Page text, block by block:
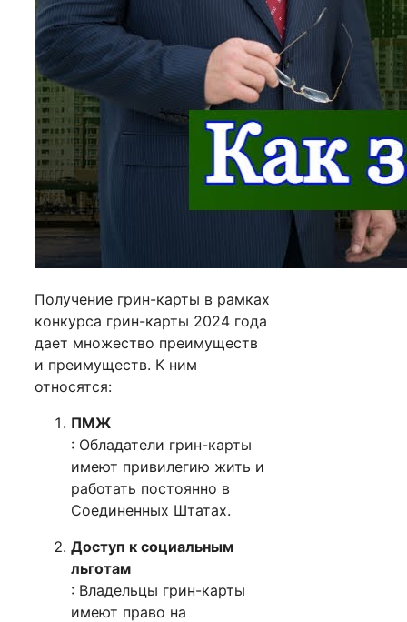
Получение грин-карты в рамках
конкурса грин-карты 2024 года
дает множество преимуществ
и преимуществ. К ним
относятся:
ПМЖ
: Обладатели грин-карты
имеют привилегию жить и
работать постоянно в
Соединенных Штатах.
Доступ к социальным
льготам
: Владельцы грин-карты
имеют право на